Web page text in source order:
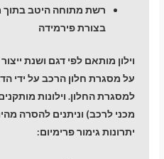
רשת מתוחה היטב בתוך
בצורת פירמידה
וילון מותאם לפי דגם ושנת
על מסגרת חלון הרכב על ידי
מכני לרכב) וניתנים להסרה
יתרונות גימור פרימיום: